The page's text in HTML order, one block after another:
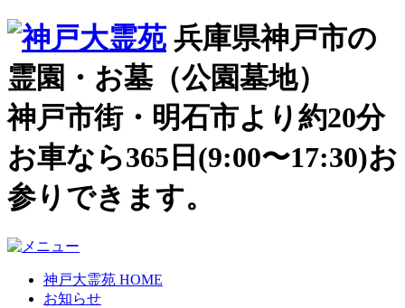
兵庫県神戸市の
霊園・お墓（公園墓地）
神戸市街・明石市より約20分
お車なら365日(9:00〜17:30)お
参りできます。
神戸大霊苑 HOME
お知らせ